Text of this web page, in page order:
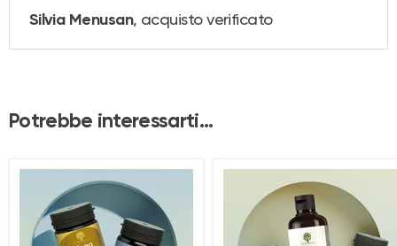
Silvia Menusan, acquisto verificato
Potrebbe interessarti...